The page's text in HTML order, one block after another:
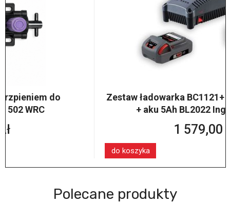
Zestaw ładowarka BC1121+ aku 2,5 Ah BL2012
+ aku 5Ah BL2022 Ingersoll Rand
Polecane produkty